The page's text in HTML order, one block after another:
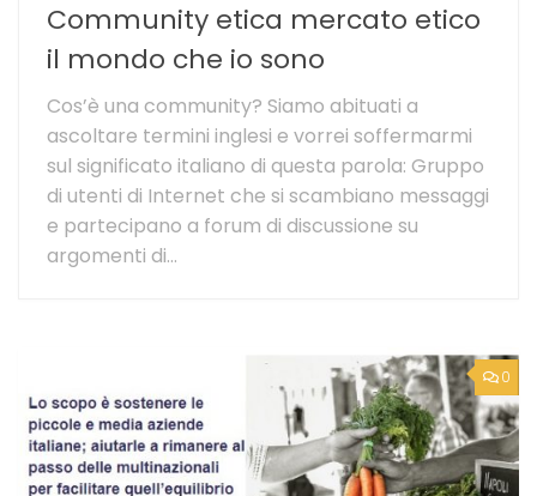
Community etica mercato etico
il mondo che io sono
Cos’è una community? Siamo abituati a
ascoltare termini inglesi e vorrei soffermarmi
sul significato italiano di questa parola: Gruppo
di utenti di Internet che si scambiano messaggi
e partecipano a forum di discussione su
argomenti di...
0